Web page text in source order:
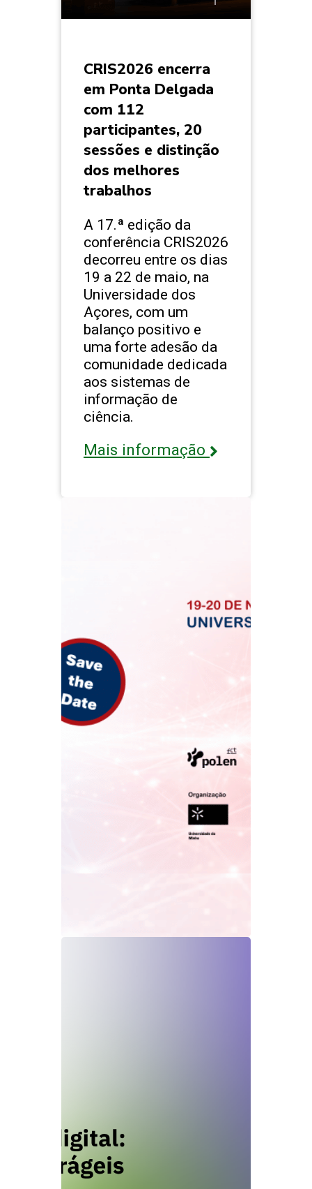
CRIS2026 encerra
em Ponta Delgada
com 112
participantes, 20
sessões e distinção
dos melhores
trabalhos
A 17.ª edição da
conferência CRIS2026
decorreu entre os dias
19 a 22 de maio, na
Universidade dos
Açores, com um
balanço positivo e
uma forte adesão da
comunidade dedicada
aos sistemas de
informação de
ciência.
Mais informação